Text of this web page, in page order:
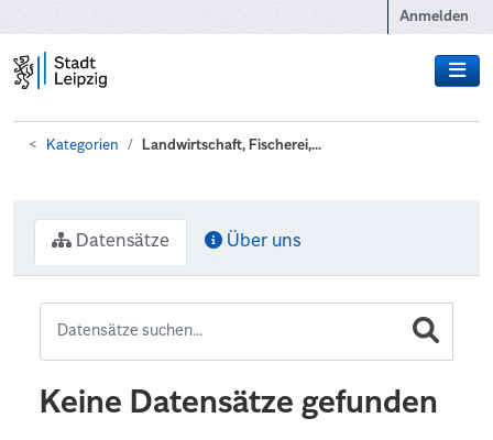
Anmelden
Kategorien Landwirtschaft, Fischerei,...
Datensätze Über uns
Keine Datensätze gefunden